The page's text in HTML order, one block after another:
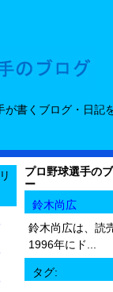
が書くブログ・日記
プロ野球選手の
ー
鈴木尚広
鈴木尚広は、読
1996年にド...
タグ: